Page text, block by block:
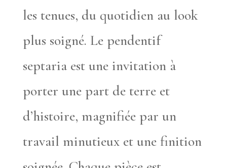
les tenues, du quotidien au look
plus soigné. Le pendentif
septaria est une invitation à
porter une part de terre et
d’histoire, magnifiée par un
travail minutieux et une finition